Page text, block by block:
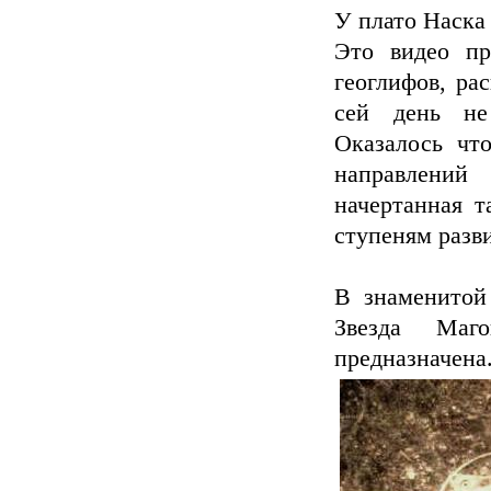
У плато Наска
Это видео
геоглифов,
сей день не
Оказалось
начертанная
ступеням
В
Звезда